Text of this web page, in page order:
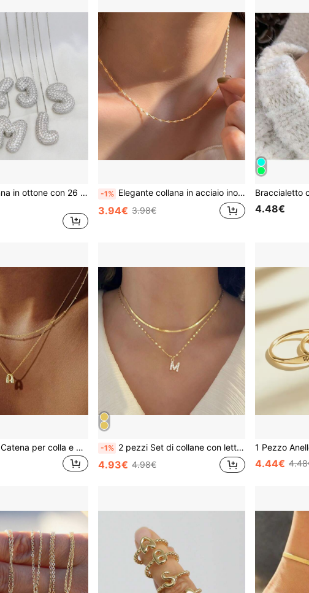
Collana da donna in ottone con 26 ciondoli a forma di lettera dell'alfabeto inglese, con zirconi e decorazione a palloncini e bolle
-1% Elegante collana in acciaio inossidabile placcata oro 18K con design a catena ondulata per donna
3.94€ 3.98€ 4.48€
2 pezzi/ Chain Catena per colla e clavicola con lettere 26, in materiale di rame, design delicato e minimalista, adatto per l'uso, accessori da donna -1% 2 pezzi Set di collane con lettere in acciaio inossidabile minimalista, collana a spina di pesce da donna, collana a forma di labbra, collana multistrato con lettere
4.93€ 4.98€ 4.44€